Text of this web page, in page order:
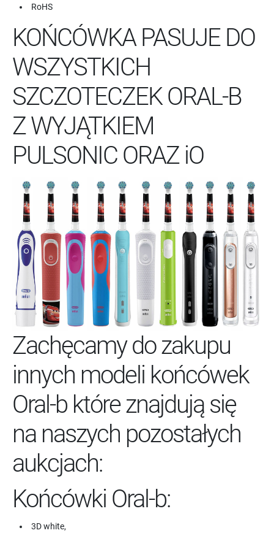
RoHS
KOŃCÓWKA PASUJE DO
WSZYSTKICH
SZCZOTECZEK ORAL-B
Z WYJĄTKIEM
PULSONIC ORAZ iO
Zachęcamy do zakupu
innych modeli końcówek
Oral-b które znajdują się
na naszych pozostałych
aukcjach:
Końcówki Oral-b:
3D white,